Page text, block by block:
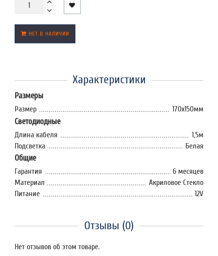
НЕТ В НАЛИЧИИ
Характеристики
Размеры
Размер 170х150мм
Светодиодные
Длина кабеля
1,5м
Подсветка
Белая
Общие
Гарантия
6 месяцев
Материал
Акриловое Стекло
Питание
12V
Отзывы (0)
Нет отзывов об этом товаре.